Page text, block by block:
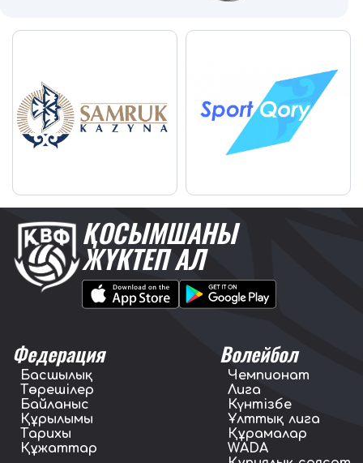
ҚОСЫМШАНЫ
ЖҮКТЕП АЛ
Федерация
Басшылық
Төрешілер
Байланыс
Құрылымы
Тарихы
Құжаттар
Волейбол
Чемпионат
Лига
Күнтізбе
Ұлттық лига
Құрамалар
WADA